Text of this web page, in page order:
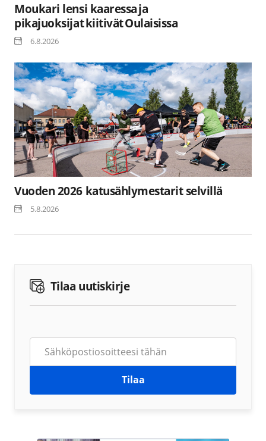
Moukari lensi kaaressa ja
pikajuoksijat kiitivät Oulaisissa
6.8.2026
Vuoden 2026 katusählymestarit selvillä
5.8.2026
Tilaa uutiskirje
Tilaa